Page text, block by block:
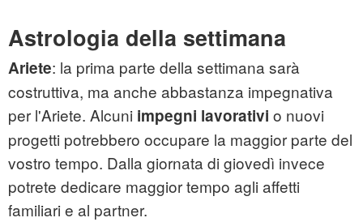
Astrologia della settimana
Ariete: la prima parte della settimana sarà
costruttiva, ma anche abbastanza impegnativa
per l'Ariete. Alcuni impegni lavorativi o nuovi
progetti potrebbero occupare la maggior parte del
vostro tempo. Dalla giornata di giovedì invece
potrete dedicare maggior tempo agli affetti
familiari e al partner.